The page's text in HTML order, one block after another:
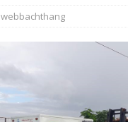
webbachthang